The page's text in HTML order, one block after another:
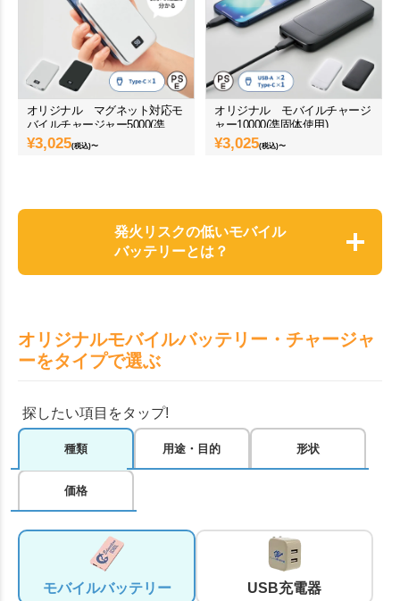
オリジナル マグネット対応モ
バイルチャージャー5000(凖固
体使用)
¥3,025(税込)〜
オリジナル モバイルチャージ
ャー10000(凖固体使用)
¥3,025(税込)〜
発火リスクの低いモバイル
バッテリーとは？
オリジナルモバイルバッテリー・チャージャ
ーをタイプで選ぶ
探したい項目をタップ!
種類 用途・目的 形状
価格
モバイルバッテリー USB充電器